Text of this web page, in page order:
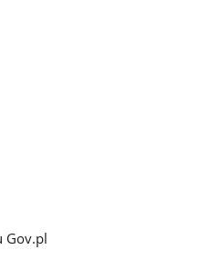
Gov.pl